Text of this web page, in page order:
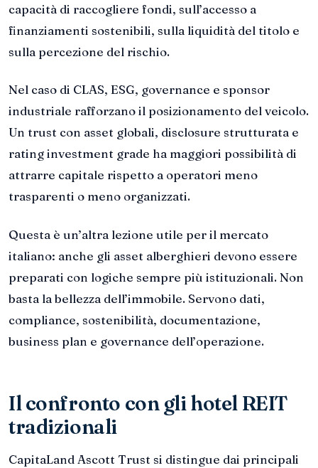
capacità di raccogliere fondi, sull’accesso a
finanziamenti sostenibili, sulla liquidità del titolo e
sulla percezione del rischio.
Nel caso di CLAS, ESG, governance e sponsor
industriale rafforzano il posizionamento del veicolo.
Un trust con asset globali, disclosure strutturata e
rating investment grade ha maggiori possibilità di
attrarre capitale rispetto a operatori meno
trasparenti o meno organizzati.
Questa è un’altra lezione utile per il mercato
italiano: anche gli asset alberghieri devono essere
preparati con logiche sempre più istituzionali. Non
basta la bellezza dell’immobile. Servono dati,
compliance, sostenibilità, documentazione,
business plan e governance dell’operazione.
Il confronto con gli hotel REIT
tradizionali
CapitaLand Ascott Trust si distingue dai principali